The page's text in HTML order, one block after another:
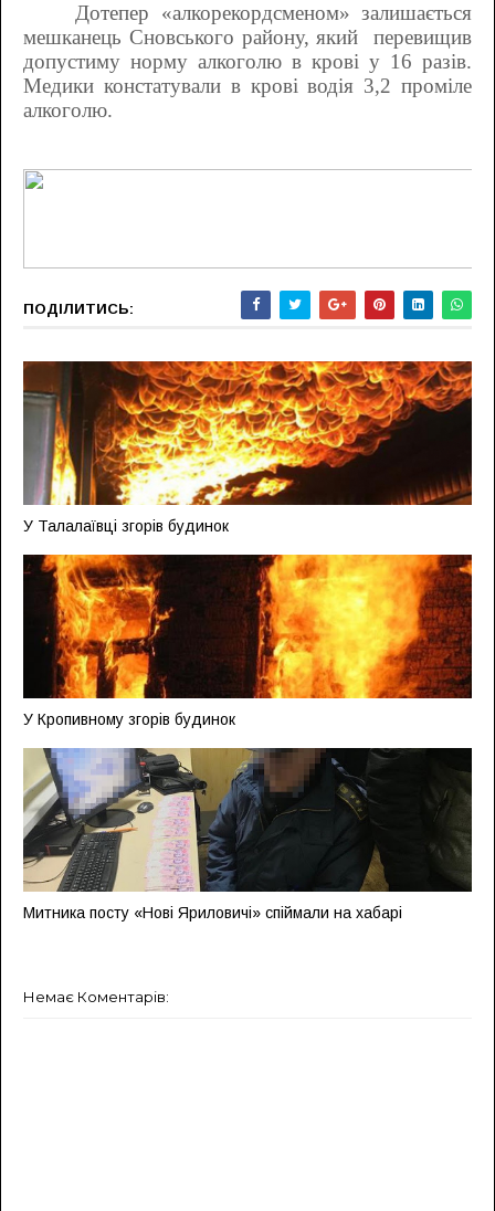
Дотепер «алкорекордсменом» залишається
мешканець Сновського району, який
перевищив
допустиму норму алкоголю в крові у 16 разів.
Медики констатували в крові водія 3,2 проміле
алкоголю.
ПОДІЛИТИСЬ:
У Талалаївці згорів будинок
У Кропивному згорів будинок
Митника посту «Нові Яриловичі» спіймали на хабарі
Немає Коментарів: